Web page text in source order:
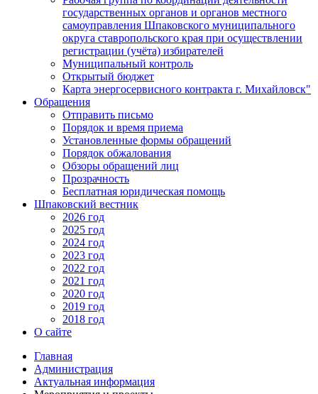
государственных органов и органов местного
самоуправления Шпаковского муниципального
округа ставропольского края при осуществлении
регистрации (учёта) избирателей
Муниципальный контроль
Открытый бюджет
Карта энергосервисного контракта г. Михайловск"
Обращения
Отправить письмо
Порядок и время приема
Установленные формы обращений
Порядок обжалования
Обзоры обращений лиц
Прозрачность
Бесплатная юридическая помощь
Шпаковский вестник
2026 год
2025 год
2024 год
2023 год
2022 год
2021 год
2020 год
2019 год
2018 год
О сайте
Главная
Администрация
Актуальная информация